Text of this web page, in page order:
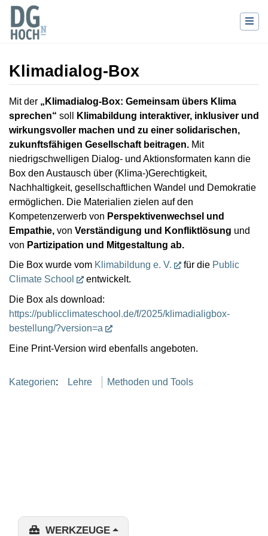
Klimadialog-Box
Wechseln zu:Navigation,Suche
Mit der „Klimadialog-Box: Gemeinsam übers Klima
sprechen“ soll
Klimabildung interaktiver, inklusiver und
wirkungsvoller machen und zu einer solidarischen,
zukunftsfähigen Gesellschaft beitragen. Mit
niedrigschwelligen Dialog- und Aktionsformaten kann die
Box den Austausch über (Klima-)Gerechtigkeit,
Nachhaltigkeit, gesellschaftlichen Wandel und Demokratie
ermöglichen. Die Materialien zielen auf den
Kompetenzerwerb von Perspektivenwechsel und
Empathie, von Verständigung und Konfliktlösung und
von Partizipation und Mitgestaltung ab.
Die Box wurde vom Klimabildung e. V. für die Public
Climate School
entwickelt.
Die Box als download:
https://publicclimateschool.de/f/2025/klimadialigbox-
bestellung/?version=a
Eine Print-Version wird ebenfalls angeboten.
Kategorien: Lehre Methoden und Tools
WERKZEUGE